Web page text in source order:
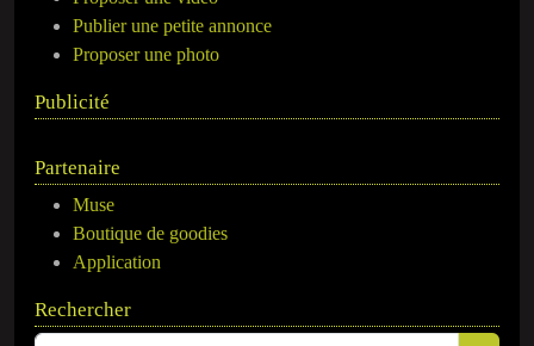
Publier une petite annonce
Proposer une photo
Publicité
Partenaire
Muse
Boutique de goodies
Application
Rechercher